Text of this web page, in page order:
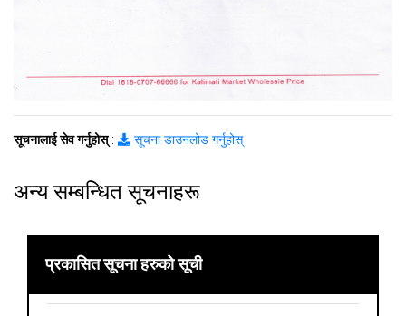
सूचनालाई सेव गर्नुहोस्: सूचना डाउनलोड गर्नुहोस्
अन्य सम्बन्धित सूचनाहरू
प्रकासित सूचना हरुको सूची